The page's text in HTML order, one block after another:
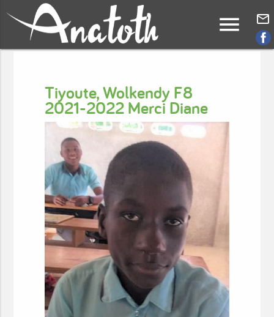
menu mail_outline
Tiyoute, Wolkendy F8
2021-2022 Merci Diane